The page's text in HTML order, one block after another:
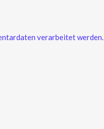
verarbeitet werden.